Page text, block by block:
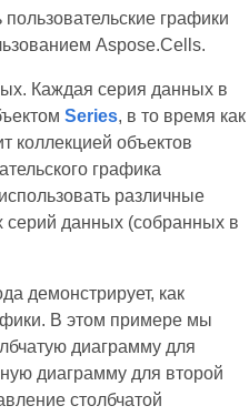
пользовательские графики
Aspose.Cells.
Каждая серия данных в
Series, в то время как
коллекцией объектов
графика
различные
серий данных (собранных в
демонстрирует, как
В этом примере мы
диаграмму для
диаграмму для второй
столбчатой